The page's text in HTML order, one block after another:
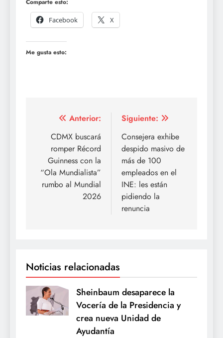
Comparte esto:
Facebook
X
Me gusta esto:
Navegación
entradas
Anterior:
CDMX buscará
romper Récord
Guinness con la
“Ola Mundialista”
rumbo al Mundial
2026
Siguiente:
Consejera exhibe
despido masivo de
más de 100
empleados en el
INE: les están
pidiendo la
renuncia
Noticias relacionadas
Sheinbaum desaparece la
Vocería de la Presidencia y
crea nueva Unidad de
Ayudantía